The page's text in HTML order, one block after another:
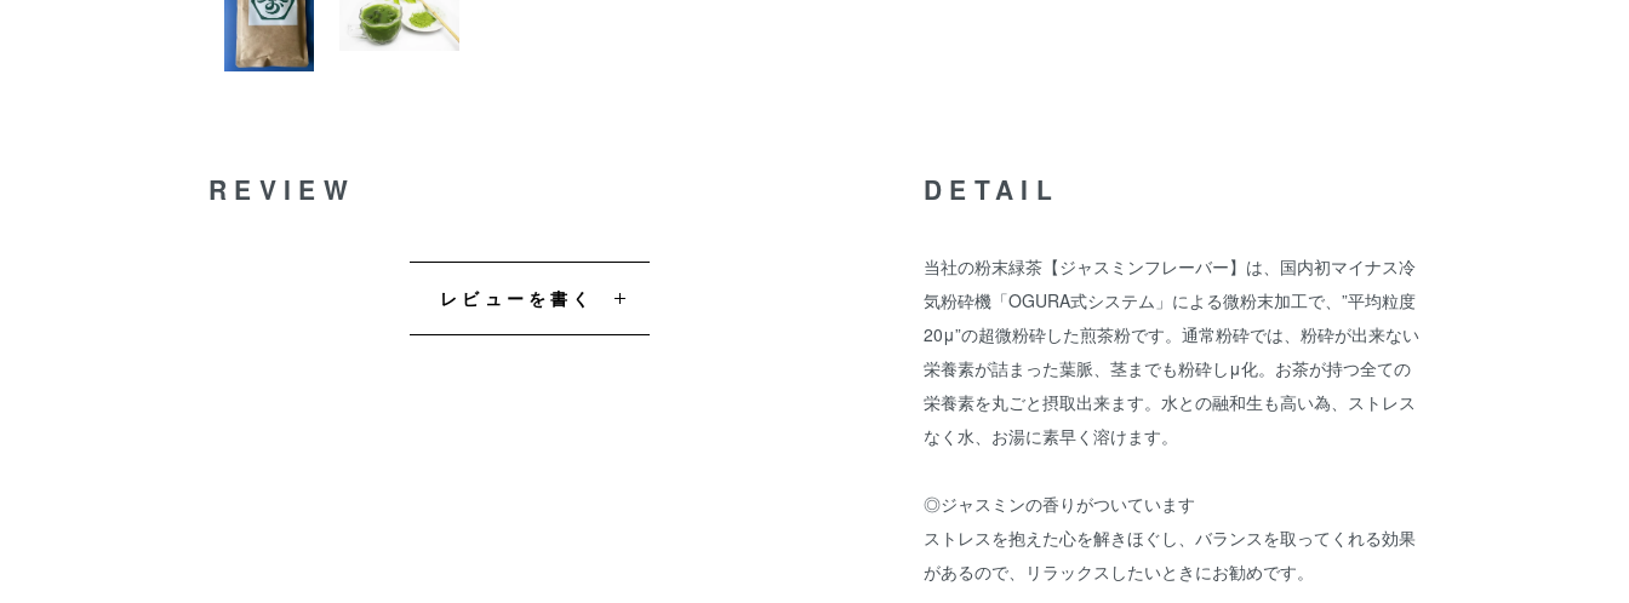
DETAIL
当社の粉末緑茶【ジャスミンフレーバー】は、国内初マイナス冷
気粉砕機「OGURA式システム」による微粉末加工で、”平均粒度
20μ”の超微粉砕した煎茶粉です。通常粉砕では、粉砕が出来ない
栄養素が詰まった葉脈、茎までも粉砕しμ化。お茶が持つ全ての
栄養素を丸ごと摂取出来ます。水との融和生も高い為、ストレス
なく水、お湯に素早く溶けます。
◎ジャスミンの香りがついています
ストレスを抱えた心を解きほぐし、バランスを取ってくれる効果
があるので、リラックスしたいときにお勧めです。
REVIEW
レビューを書く